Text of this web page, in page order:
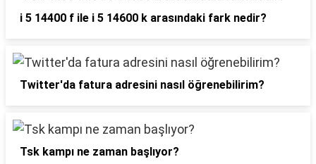
i 5 14400 f ile i 5 14600 k arasındaki fark nedir?
Twitter'da fatura adresini nasıl öğrenebilirim?
Tsk kampı ne zaman başlıyor?